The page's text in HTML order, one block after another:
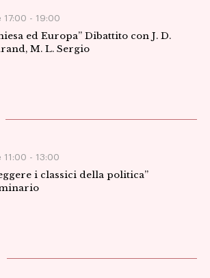
17:00 - 19:00
ed Europa” Dibattito con J. D.
M. L. Sergio
11:00 - 13:00
i classici della politica”